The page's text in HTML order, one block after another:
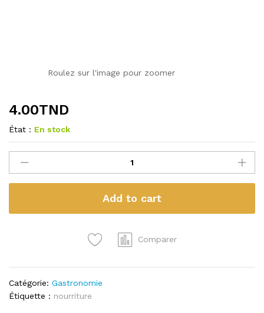
Roulez sur l'image pour zoomer
4.00TND
État : En stock
quantité
Add to cart
Comparer
Catégorie: Gastronomie
Étiquette : nourriture